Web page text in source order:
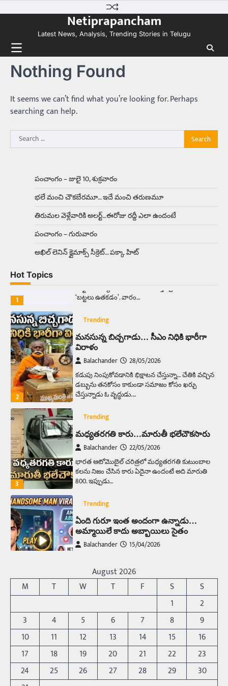
to
Netiprapancham
Latest News, Analysis, Trending Stories in Telugu
Nothing Found
It seems we can’t find what you’re looking for. Perhaps
searching can help.
Search
for:
పంచాంగం – జులై 10, శుక్రవారం
భలే మంచి చౌకబేరమూ… ఇదే మంచి తరుణమూ
తిరుమల వెళ్లేవారికి అలర్ట్‌…ఈరోజు రద్దీ ఎలా ఉందంటే
పంచాంగం – గురువారం
అఖిల్‌ లెనిన్ క్లైమాక్స్‌ సీక్రెట్‌… పక్కా హిట్‌
Hot Topics
కలను నిజం చేసిన కారు ఏదైనా ఉందంటే అది మారుతి
800. ఇప్పుడు…
4
Trending
ఏంది గురూ ఇంత అందంగా ఉన్నాడు…
అమ్మాయిలే కాదు అబ్బాయిలు సైతం
Balachander
అందమైన అమ్మాయిని పుత్తడి బొమ్మఅని లేదా బాపూ
బోమ్మ అని పిలుస్తాం. స్పెయిన్‌ అమ్మాయిలు చాలా
అందంగా ఉంటారనే నానుడి…
Balachander
ఉత్తర ప్రదేశ్‌లోని ఝాన్సీ జిల్లాలో ఒక వింతైన రోడ్డు
ప్రమాదం చోటుచేసుకుంది. ఝాన్సీ–కాన్పూర్ జాతీయ
రహదారిపై వేల సంఖ్యలో బీరు…
1
Trending
అక్కడ ఆదివారం బట్టలు ఉతికితే…జైలుకే
సాఫ్ట్‌వేర్ ఉద్యోగి వరకు అందరికీ గుర్తొచ్చే మొదటి పని
‘బట్టలు ఉతకడం’. వారం…
2
Trending
మనసున్న బిచ్చగాడు… సీఎం నిధికి భారీగా
విరాళం
Balachander 28/05/2026
కడుపు నింపుకోవడానికి భిక్షాటన చేస్తున్నా… చేతికి వచ్చిన
డబ్బును తనకోసం కాకుండా సమాజం కోసం ఖర్చు
చేస్తున్నాడు ఓ వృద్ధుడు.…
3
Trending
మధ్యతరగతి కారు…మారుతీ భలేచౌకసారు
Balachander 22/05/2026
భారత ఆటోమొబైల్ చరిత్రలో మధ్యతరగతి కుటుంబాల
కలను నిజం చేసిన కారు ఏదైనా ఉందంటే అది మారుతి
800. ఇప్పుడు…
4
Trending
ఏంది గురూ ఇంత అందంగా ఉన్నాడు…
అమ్మాయిలే కాదు అబ్బాయిలు సైతం
Balachander 15/04/2026
బోమ్మ అని పిలుస్తాం. స్పెయిన్‌ అమ్మాయిలు చాలా
అందంగా ఉంటారనే నానుడి…
5
రోడ్డుపై ఏరులై పారిన బీర్లు… ఘాటుతో
మండుతున్న నోర్లు
Balachander 15/04/2026
ఉత్తర ప్రదేశ్‌లోని ఝాన్సీ జిల్లాలో ఒక వింతైన రోడ్డు
ప్రమాదం చోటుచేసుకుంది. ఝాన్సీ–కాన్పూర్ జాతీయ
రహదారిపై వేల సంఖ్యలో బీరు…
August 2026
M
T W T F S
S
1
2
3
4 5 6 7 8
9
10
11 12 13 14 15
16
17
18 19 20 21 22
23
24
25 26 27 28 29
30